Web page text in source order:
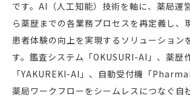
です。AI（人工知能）技術を軸に、薬局運
ら薬歴までの各業務プロセスを再定義し、
患者体験の向上を実現するソリューション
す。鑑査システム「OKUSURI-AI」、薬歴
「YAKUREKI-AI」、自動受付機「
薬局ワークフローをシームレスにつなぐ自